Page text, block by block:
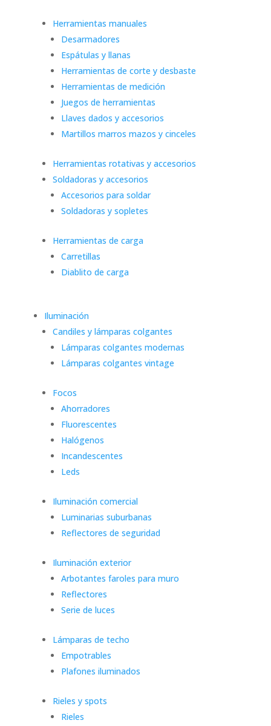
Herramientas manuales
Desarmadores
Espátulas y llanas
Herramientas de corte y desbaste
Herramientas de medición
Juegos de herramientas
Llaves dados y accesorios
Martillos marros mazos y cinceles
Herramientas rotativas y accesorios
Soldadoras y accesorios
Accesorios para soldar
Soldadoras y sopletes
Herramientas de carga
Carretillas
Diablito de carga
Iluminación
Candiles y lámparas colgantes
Lámparas colgantes modernas
Lámparas colgantes vintage
Focos
Ahorradores
Fluorescentes
Halógenos
Incandescentes
Leds
Iluminación comercial
Luminarias suburbanas
Reflectores de seguridad
Iluminación exterior
Arbotantes faroles para muro
Reflectores
Serie de luces
Lámparas de techo
Empotrables
Plafones iluminados
Rieles y spots
Rieles